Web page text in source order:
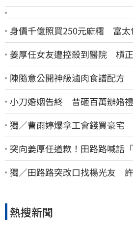
身價千億照買250元麻糬 富太
姜厚任女友遭控殺到醫院 槓正
陳隨意公開神級滷肉食譜配方
小刀婚姻告終 昔砸百萬辦婚
獨／曹雨婷爆拿工會錢買豪宅
突向姜厚任道歉！田路路喊話
友」：當時太衝動
獨／田路路突改口找楊光友
熱搜新聞